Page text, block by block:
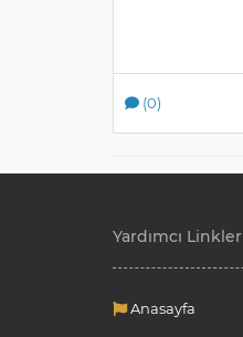
(0)
Yardımcı Linkler
Anasayfa